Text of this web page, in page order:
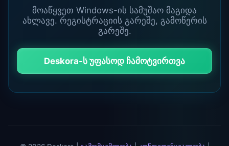
მოაწყვეთ Windows-ის სამუშაო მაგიდა
ახლავე. რეგისტრაციის გარეშე, გამოწერის
გარეშე.
Deskora-ს უფასოდ ჩამოტვირთვა